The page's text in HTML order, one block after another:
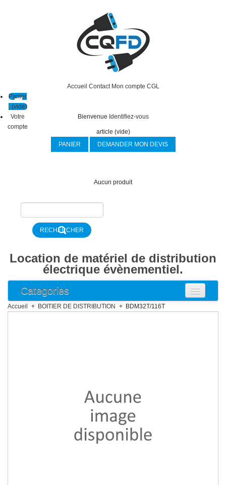
Accueil Contact Mon compte CGL
Panier
: (vide)
Votre
compte
Bienvenue Identifiez-vous
article (vide)
PANIER
DEMANDER MON DEVIS
Aucun produit
Location de matériel de distribution
électrique évènementiel.
Categories
ARMOIRE ELECTRIQUE
RALLONGE 16A 2P+T P17
Rallonge 32A 3P+N+T P17
RALLONGE 63A 3P+N+T P17
Accueil BOITIER DE DISTRIBUTION BDM32T/116T